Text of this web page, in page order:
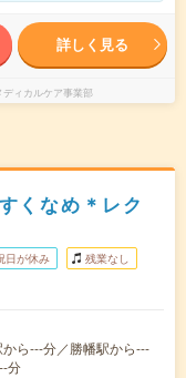
詳しく見る
ィカルケア事業部
くなめ＊レク
日が休み 残業なし
ら---分／勝幡駅から---
分